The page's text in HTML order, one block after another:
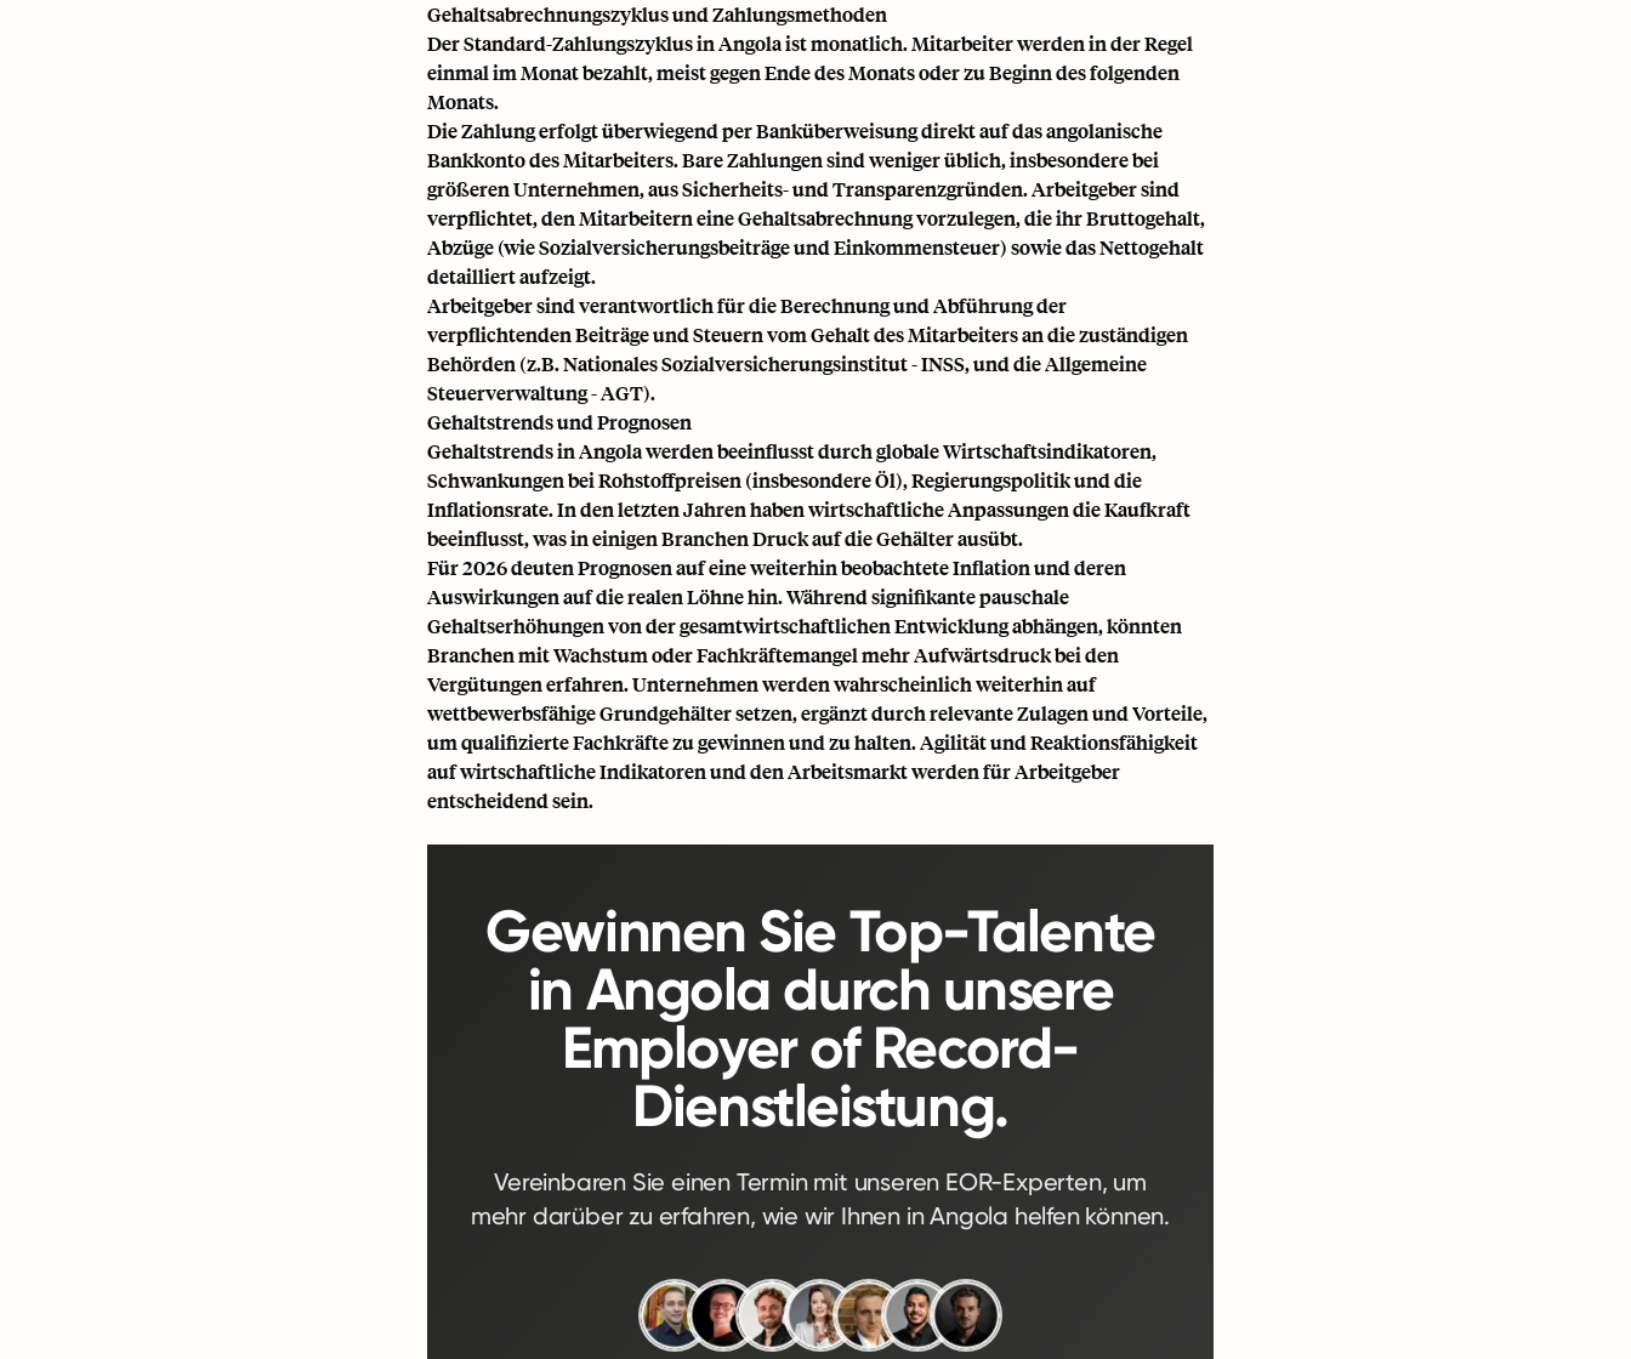
Gehaltsabrechnungszyklus und Zahlungsmethoden
Der Standard-Zahlungszyklus in Angola ist monatlich. Mitarbeiter werden in der Regel
einmal im Monat bezahlt, meist gegen Ende des Monats oder zu Beginn des folgenden
Monats.
Die Zahlung erfolgt überwiegend per Banküberweisung direkt auf das angolanische
Bankkonto des Mitarbeiters. Bare Zahlungen sind weniger üblich, insbesondere bei
größeren Unternehmen, aus Sicherheits- und Transparenzgründen. Arbeitgeber sind
verpflichtet, den Mitarbeitern eine Gehaltsabrechnung vorzulegen, die ihr Bruttogehalt,
Abzüge (wie Sozialversicherungsbeiträge und Einkommensteuer) sowie das Nettogehalt
detailliert aufzeigt.
Arbeitgeber sind verantwortlich für die Berechnung und Abführung der
verpflichtenden Beiträge und Steuern vom Gehalt des Mitarbeiters an die zuständigen
Behörden (z.B. Nationales Sozialversicherungsinstitut - INSS, und die Allgemeine
Steuerverwaltung - AGT).
Gehaltstrends und Prognosen
Gehaltstrends in Angola werden beeinflusst durch globale Wirtschaftsindikatoren,
Schwankungen bei Rohstoffpreisen (insbesondere Öl), Regierungspolitik und die
Inflationsrate. In den letzten Jahren haben wirtschaftliche Anpassungen die Kaufkraft
beeinflusst, was in einigen Branchen Druck auf die Gehälter ausübt.
Für 2026 deuten Prognosen auf eine weiterhin beobachtete Inflation und deren
Auswirkungen auf die realen Löhne hin. Während signifikante pauschale
Gehaltserhöhungen von der gesamtwirtschaftlichen Entwicklung abhängen, könnten
Branchen mit Wachstum oder Fachkräftemangel mehr Aufwärtsdruck bei den
Vergütungen erfahren. Unternehmen werden wahrscheinlich weiterhin auf
wettbewerbsfähige Grundgehälter setzen, ergänzt durch relevante Zulagen und Vorteile,
um qualifizierte Fachkräfte zu gewinnen und zu halten. Agilität und Reaktionsfähigkeit
auf wirtschaftliche Indikatoren und den Arbeitsmarkt werden für Arbeitgeber
entscheidend sein.
Gewinnen Sie Top-Talente
in Angola durch unsere
Employer of Record-
Dienstleistung.
Vereinbaren Sie einen Termin mit unseren EOR-Experten, um
mehr darüber zu erfahren, wie wir Ihnen in Angola helfen können.